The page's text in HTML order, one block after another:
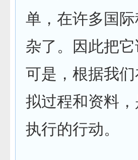
单，在许多国
杂了。因此把
可是，根据我
拟过程和资料，
执行的行动。